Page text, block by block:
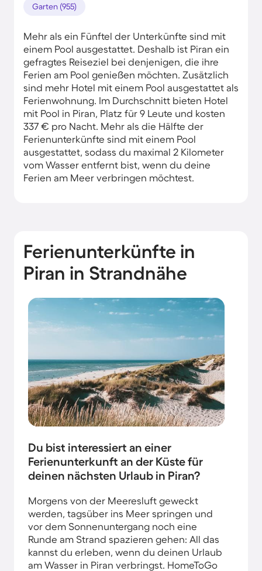
Garten (955)
Mehr als ein Fünftel der Unterkünfte sind mit
einem Pool ausgestattet. Deshalb ist Piran ein
gefragtes Reiseziel bei denjenigen, die ihre
Ferien am Pool genießen möchten. Zusätzlich
sind mehr Hotel mit einem Pool ausgestattet als
Ferienwohnung. Im Durchschnitt bieten Hotel
mit Pool in Piran, Platz für 9 Leute und kosten
337 € pro Nacht. Mehr als die Hälfte der
Ferienunterkünfte sind mit einem Pool
ausgestattet, sodass du maximal 2 Kilometer
vom Wasser entfernt bist, wenn du deine
Ferien am Meer verbringen möchtest.
Ferienunterkünfte in
Piran in Strandnähe
Du bist interessiert an einer
Ferienunterkunft an der Küste für
deinen nächsten Urlaub in Piran?
Morgens von der Meeresluft geweckt
werden, tagsüber ins Meer springen und
vor dem Sonnenuntergang noch eine
Runde am Strand spazieren gehen: All das
kannst du erleben, wenn du deinen Urlaub
am Wasser in Piran verbringst. HomeToGo